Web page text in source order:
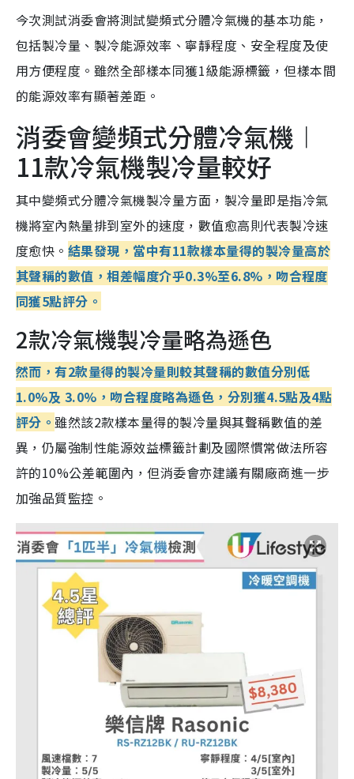
今次測試消委會將測試變頻式分體冷氣機的基本功能，
包括製冷量、製冷能源效率、寧靜程度、安全程度及使
用方便程度。雖然全部樣本同獲1級能源標籤，但樣本間
的能源效率有顯著差距。
消委會變頻式分體冷氣機︱
11款冷氣機製冷量較好
其中變頻式分體冷氣機製冷量方面，製冷量即是指冷氣
機將室內熱量排到室外的速度，數值愈高則代表製冷速
度愈快。 結果發現，當中有11款樣本量得的製冷量高於
其聲稱的數值，相差幅度介乎0.3%至6.8%，吻合程度
同獲5點評分。
2款冷氣機製冷量略為遜色
然而，有2款量得的製冷量則較其聲稱的數值分別低
1.0%及 3.0%，吻合程度略為遜色，分別獲4.5點及4點
評分。雖然該2款樣本量得的製冷量與其聲稱數值的差
異，仍屬強制性能源效益標籤計劃及國際慣常做法所容
許的10%公差範圍內，但消委會亦建議有關廠商進一步
加強品質監控。